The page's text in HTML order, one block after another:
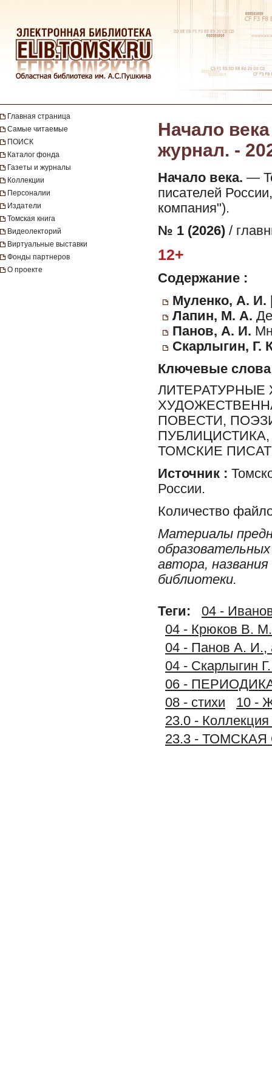
Главная страница
Самые читаемые
ПОИСК
Каталог фонда
Газеты и журналы
Коллекции
Персоналии
Издатели
Томская книга
Видеолекторий
Виртуальные выставки
Фонды партнеров
О проекте
Начало
журнал. -
Начало века. —
писателей
компания").
№ 1 (2026) /
12+
Содержание :
Муленко, А. И.
Лапин, М. А.
Панов, А. И.
Скарлыгин, Г.
Ключевые слова
ЛИТЕРАТУРНЫЕ
ПОВЕСТИ,
ТОМСКИЕ
Источник :
России.
Количество
Материалы
автора,
библиотеки.
Теги:
04 -
04 - Крюков В.
04 - Панов А. И.,
04 - Скарлыгин
06 -
08 - стихи
10 -
23.0 -
23.3 -